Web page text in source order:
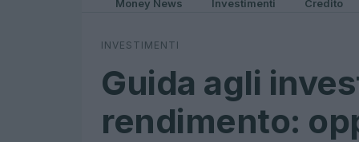
Money News Investimenti Credito
INVESTIMENTI
Guida agli
rendimento: